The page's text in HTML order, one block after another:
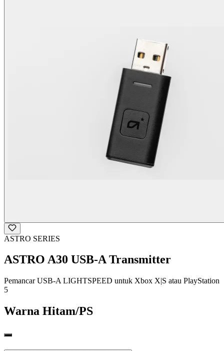
ASTRO SERIES
ASTRO A30 USB-A Transmitter
Pemancar USB-A LIGHTSPEED untuk Xbox X|S atau PlayStation
5
Warna Hitam/PS